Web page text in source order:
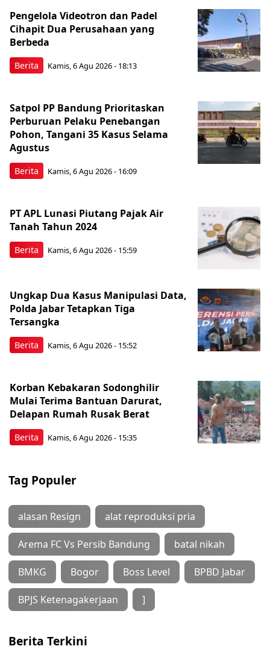
Berita
Pengelola Videotron dan Padel
Cihapit Dua Perusahaan yang
Berbeda
Kamis, 6 Agu 2026 - 18:13
Berita
Satpol PP Bandung Prioritaskan
Perburuan Pelaku Penebangan
Pohon, Tangani 35 Kasus Selama
Agustus
Kamis, 6 Agu 2026 - 16:09
Berita
PT APL Lunasi Piutang Pajak Air
Tanah Tahun 2024
Kamis, 6 Agu 2026 - 15:59
Berita
Ungkap Dua Kasus Manipulasi Data,
Polda Jabar Tetapkan Tiga
Tersangka
Kamis, 6 Agu 2026 - 15:52
Berita
Korban Kebakaran Sodonghilir
Mulai Terima Bantuan Darurat,
Delapan Rumah Rusak Berat
Kamis, 6 Agu 2026 - 15:35
Tag Populer
alasan Resign alat reproduksi pria
Arema FC Vs Persib Bandung batal nikah
BMKG Bogor Boss Level BPBD Jabar
BPJS Ketenagakerjaan ]
Berita Terkini